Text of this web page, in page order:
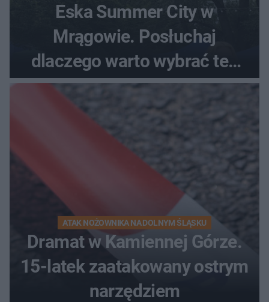
Eska Summer City w
Mrągowie. Posłuchaj
dlaczego warto wybrać ten
kierunek na urlop!
ATAK NOŻOWNIKA NA DOLNYM ŚLĄSKU
Dramat w Kamiennej Górze.
15-latek zaatakowany ostrym
narzędziem